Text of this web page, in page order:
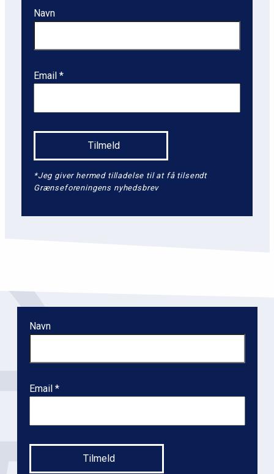
Navn
Email
*Jeg giver hermed tilladelse til at få tilsendt
Grænseforeningens nyhedsbrev
Navn
Email